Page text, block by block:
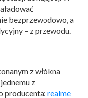
bezprzewodowo, a
– z przewodu.
z włókna
z
producenta: realme